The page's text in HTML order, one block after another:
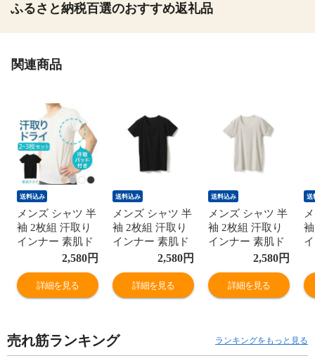
ふるさと納税百選のおすすめ返礼品
関連商品
送料込み
メンズ シャツ 半
袖 2枚組 汗取り
インナー 素肌ド
ライ 2分袖 丸首
春夏 脇汗 吸汗速
乾 紳士 男性 肌
着 L4790T-E 涼し
2,580円
詳細を見る
送料込み
メンズ シャツ 半
袖 2枚組 汗取り
インナー 素肌ド
ライ 2分袖 丸首
春夏 脇汗 吸汗速
乾 紳士 男性 肌
着 L4790T-E 涼し
2,580円
詳細を見る
送料込み
メンズ シャツ 半
袖 2枚組 汗取り
インナー 素肌ド
ライ 2分袖 丸首
春夏 脇汗 吸汗速
乾 紳士 男性 肌
着 L4790T-E 涼し
2,580円
詳細を見る
送
売れ筋ランキング ランキングをもっと見る